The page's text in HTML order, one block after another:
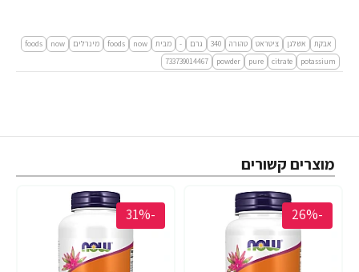
אבקת אשלגן ציטראט טהורה 340 גרם - מבית now
foods מינרלים now
foods
potassium
citrate
pure
powder
733739014467
מוצרים קשורים
-26%
-31%